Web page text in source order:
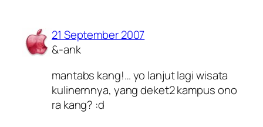
21 September 2007
&-ank
mantabs kang!… yo lanjut lagi wisata
kulinernnya, yang deket2 kampus ono
ra kang? :d